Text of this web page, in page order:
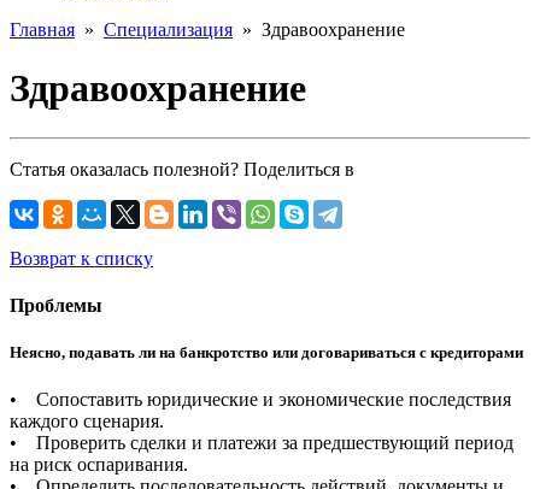
Главная » Специализация » Здравоохранение
Здравоохранение
Статья оказалась полезной? Поделиться в
Возврат к списку
Проблемы
Неясно, подавать ли на банкротство или договариваться с кредиторами
• Сопоставить юридические и экономические последствия
каждого сценария.
• Проверить сделки и платежи за предшествующий период
на риск оспаривания.